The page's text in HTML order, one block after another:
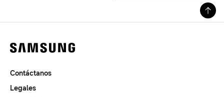
Contáctanos
Legales